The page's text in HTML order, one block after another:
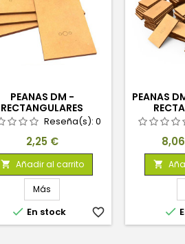
PEANAS DM -
RECTANGULARES
100X50MMReseña(s): 0
Precio
2,25 €
 Añadir al carrito
Más
 En stock favorite_border
PEANAS

